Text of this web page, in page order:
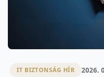
IT BIZTONSÁG HÍR 2026.